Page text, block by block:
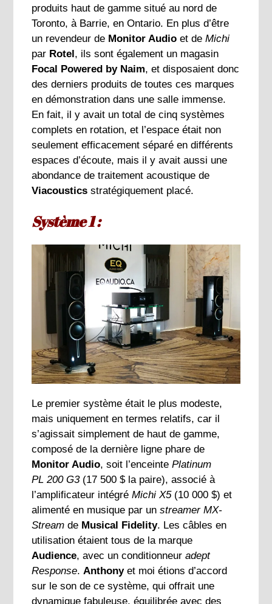
produits haut de gamme situé au nord de
Toronto, à Barrie, en Ontario. En plus d’être
un revendeur de Monitor Audio et deMichi
par Rotel, ils sont également un magasin
Focal Powered by Naim, et disposaient donc
des derniers produits de toutes ces marques
en démonstration dans une salle immense.
En fait, il y avait un total de cinq systèmes
complets en rotation, et l’espace était non
seulement efficacement séparé en différents
espaces d’écoute, mais il y avait aussi une
abondance de traitement acoustique de
Viacoustics stratégiquement placé.
Système 1 :
Le premier système était le plus modeste,
mais uniquement en termes relatifs, car il
s’agissait simplement de haut de gamme,
composé de la dernière ligne phare de
Monitor Audio, soit l’enceintePlatinum
PL 200 G3(17 500 $ la paire), associé à
l’amplificateur intégréMichi X5(10 000 $) et
alimenté en musique par unstreamer MX-
Stream de Musical Fidelity. Les câbles en
utilisation étaient tous de la marque
Audience, avec un conditionneuradept
Response. Anthonyet moi étions d’accord
sur le son de ce système, qui offrait une
dynamique fabuleuse, équilibrée avec des